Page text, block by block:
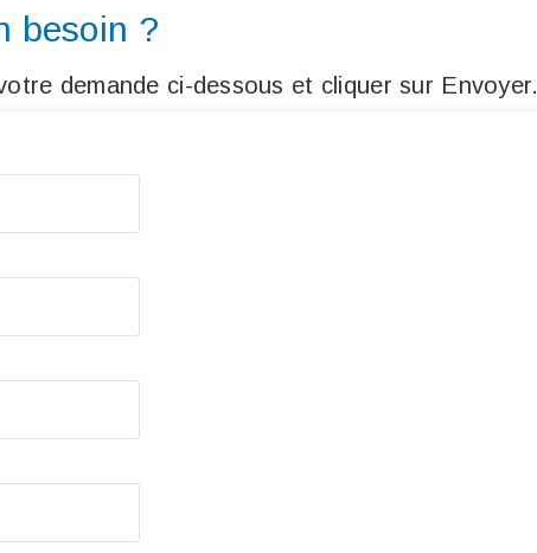
besoin ?
demande ci-dessous et cliquer sur Envoyer.